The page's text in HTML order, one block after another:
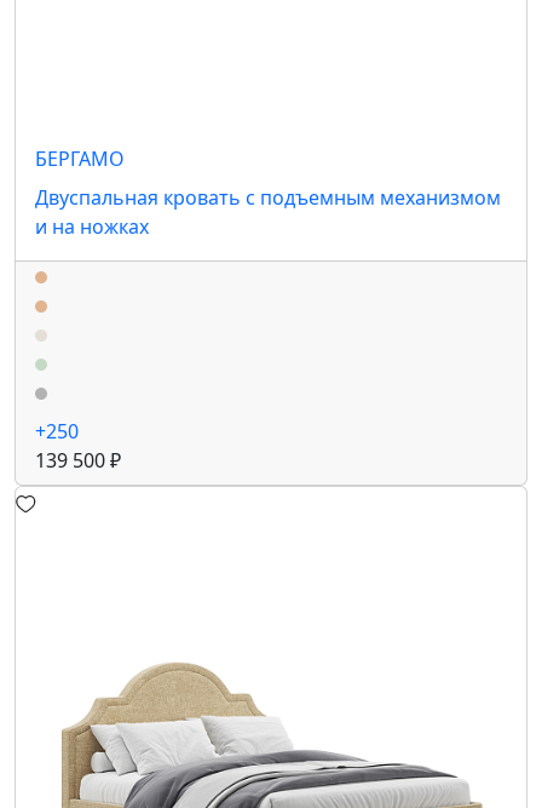
БЕРГАМО
Двуспальная кровать с подъемным механизмом
и на ножках
+250
139 500 ₽